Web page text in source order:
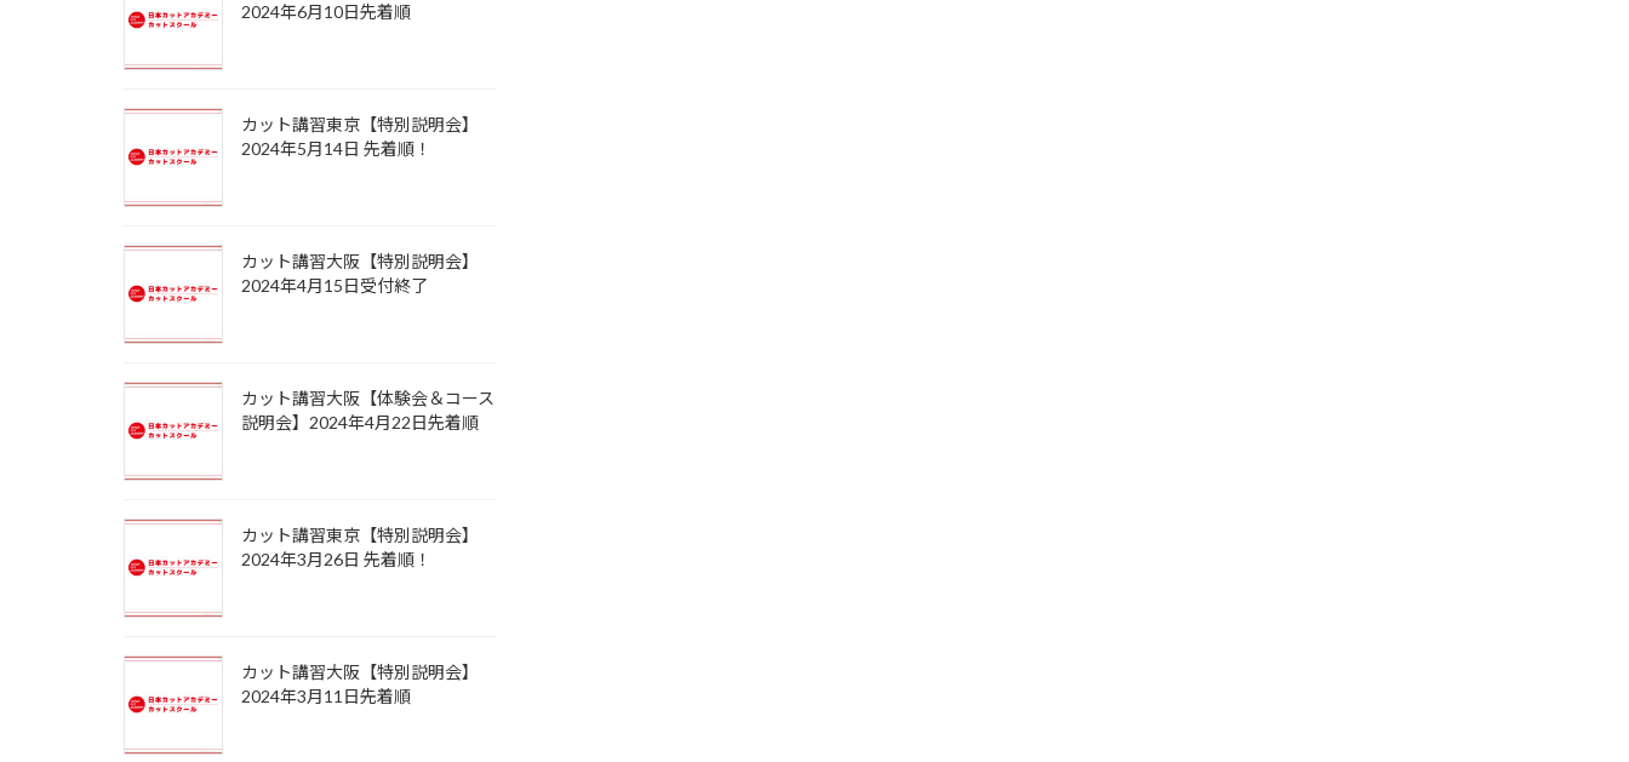
2024年6月10日先着順
カット講習東京【特別説明会】
2024年5月14日 先着順！
カット講習大阪【特別説明会】
2024年4月15日受付終了
カット講習大阪【体験会＆コース
説明会】2024年4月22日先着順
カット講習東京【特別説明会】
2024年3月26日 先着順！
カット講習大阪【特別説明会】
2024年3月11日先着順